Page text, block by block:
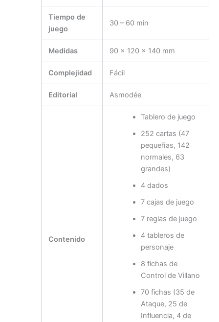
Tiempo de
juego
30 – 60 min
Medidas 90 x 120 x 140 mm
Complejidad Fácil
Editorial Asmodée
Contenido
Tablero de juego
252 cartas (47
pequeñas, 142
normales, 63
grandes)
4 dados
7 cajas de juego
7 reglas de juego
4 tableros de
personaje
8 fichas de
Control de Villano
70 fichas (35 de
Ataque, 25 de
Influencia, 4 de